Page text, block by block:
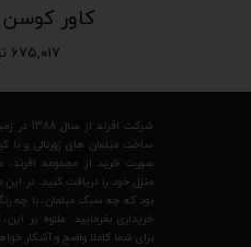
کاور کوسن cs-650
۶۷۵,۰۱۷ تومان
شرکت
ساخت مبلمان های ژورنالی و با
صورت خرید از مجموعه افرند،
منزل خود را دریافت کنید. در
بود که چه سبک مبلمان، با چه
خریداری بفرمایید. علاوه بر
برای شما کاملا واضح و آشکار